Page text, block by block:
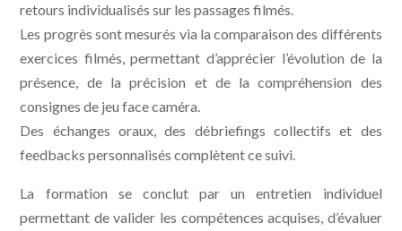
retours individualisés sur les passages filmés.
Les progrès sont mesurés via la comparaison des différents
exercices filmés, permettant d’apprécier l’évolution de la
présence, de la précision et de la compréhension des
consignes de jeu face caméra.
Des échanges oraux, des débriefings collectifs et des
feedbacks personnalisés complètent ce suivi.
La formation se conclut par un entretien individuel
permettant de valider les compétences acquises, d’évaluer